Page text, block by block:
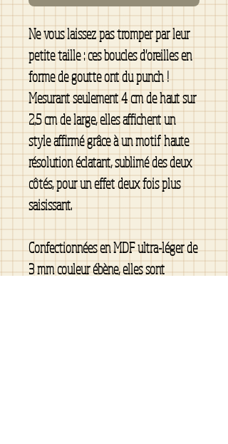
Ne vous laissez pas tromper par leur
petite taille : ces boucles d'oreilles en
forme de goutte ont du punch !
Mesurant seulement 4 cm de haut sur
2,5 cm de large, elles affichent un
style affirmé grâce à un motif haute
résolution éclatant, sublimé des deux
côtés, pour un effet deux fois plus
saisissant.
Confectionnées en MDF ultra-léger de
3 mm couleur ébène, elles sont